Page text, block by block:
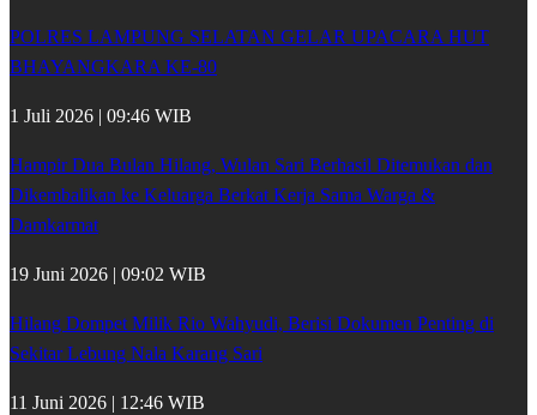
POLRES LAMPUNG SELATAN GELAR UPACARA HUT
BHAYANGKARA KE-80
1 Juli 2026 | 09:46 WIB
Hampir Dua Bulan Hilang, Wulan Sari Berhasil Ditemukan dan
Dikembalikan ke Keluarga Berkat Kerja Sama Warga &
Damkarmat
19 Juni 2026 | 09:02 WIB
Hilang Dompet Milik Rio Wahyudi, Berisi Dokumen Penting di
Sekitar Lebung Nala Karang Sari
11 Juni 2026 | 12:46 WIB